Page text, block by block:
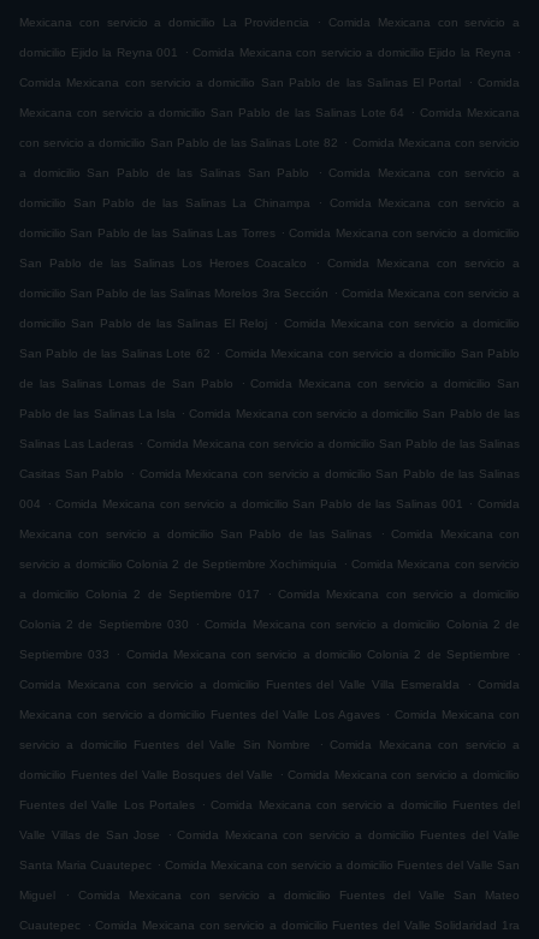
Mexicana con servicio a domicilio La Providencia . Comida Mexicana con servicio a
domicilio Ejido la Reyna 001 . Comida Mexicana con servicio a domicilio Ejido la Reyna .
Comida Mexicana con servicio a domicilio San Pablo de las Salinas El Portal . Comida
Mexicana con servicio a domicilio San Pablo de las Salinas Lote 64 . Comida Mexicana
con servicio a domicilio San Pablo de las Salinas Lote 82 . Comida Mexicana con servicio
a domicilio San Pablo de las Salinas San Pablo . Comida Mexicana con servicio a
domicilio San Pablo de las Salinas La Chinampa . Comida Mexicana con servicio a
domicilio San Pablo de las Salinas Las Torres . Comida Mexicana con servicio a domicilio
San Pablo de las Salinas Los Heroes Coacalco . Comida Mexicana con servicio a
domicilio San Pablo de las Salinas Morelos 3ra Sección . Comida Mexicana con servicio a
domicilio San Pablo de las Salinas El Reloj . Comida Mexicana con servicio a domicilio
San Pablo de las Salinas Lote 62 . Comida Mexicana con servicio a domicilio San Pablo
de las Salinas Lomas de San Pablo . Comida Mexicana con servicio a domicilio San
Pablo de las Salinas La Isla . Comida Mexicana con servicio a domicilio San Pablo de las
Salinas Las Laderas . Comida Mexicana con servicio a domicilio San Pablo de las Salinas
Casitas San Pablo . Comida Mexicana con servicio a domicilio San Pablo de las Salinas
004 . Comida Mexicana con servicio a domicilio San Pablo de las Salinas 001 . Comida
Mexicana con servicio a domicilio San Pablo de las Salinas . Comida Mexicana con
servicio a domicilio Colonia 2 de Septiembre Xochimiquia . Comida Mexicana con servicio
a domicilio Colonia 2 de Septiembre 017 . Comida Mexicana con servicio a domicilio
Colonia 2 de Septiembre 030 . Comida Mexicana con servicio a domicilio Colonia 2 de
Septiembre 033 . Comida Mexicana con servicio a domicilio Colonia 2 de Septiembre .
Comida Mexicana con servicio a domicilio Fuentes del Valle Villa Esmeralda . Comida
Mexicana con servicio a domicilio Fuentes del Valle Los Agaves . Comida Mexicana con
servicio a domicilio Fuentes del Valle Sin Nombre . Comida Mexicana con servicio a
domicilio Fuentes del Valle Bosques del Valle . Comida Mexicana con servicio a domicilio
Fuentes del Valle Los Portales . Comida Mexicana con servicio a domicilio Fuentes del
Valle Villas de San Jose . Comida Mexicana con servicio a domicilio Fuentes del Valle
Santa Maria Cuautepec . Comida Mexicana con servicio a domicilio Fuentes del Valle San
Miguel . Comida Mexicana con servicio a domicilio Fuentes del Valle San Mateo
Cuautepec . Comida Mexicana con servicio a domicilio Fuentes del Valle Solidaridad 1ra